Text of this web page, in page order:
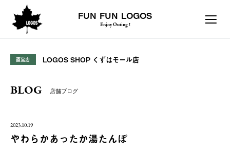
FUN FUN LOGOS
Enjoy Outing !
直営店 LOGOS SHOP くずはモール店
BLOG 店舗ブログ
2023.10.19
やわらかあったか湯たんぽ